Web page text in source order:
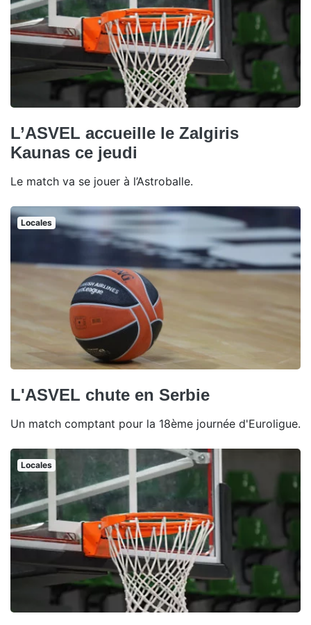
L’ASVEL accueille le Zalgiris
Kaunas ce jeudi
Le match va se jouer à l’Astroballe.
Locales
L'ASVEL chute en Serbie
Un match comptant pour la 18ème journée d'Euroligue.
Locales